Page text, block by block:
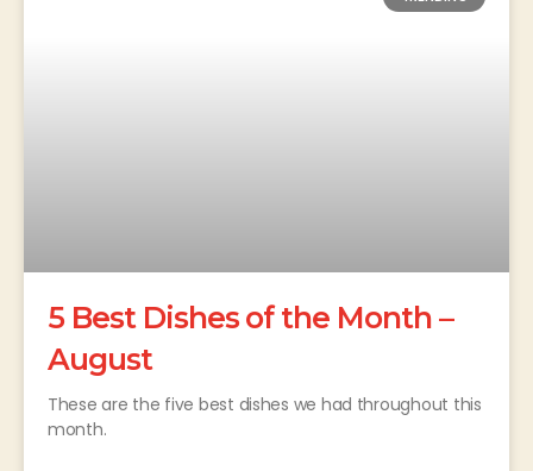
5 Best Dishes of the Month –
August
These are the five best dishes we had throughout this
month.